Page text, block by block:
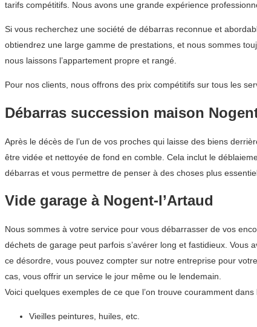
tarifs compétitifs. Nous avons une grande expérience
Si vous recherchez une société de débarras reconnue et
obtiendrez une large gamme de prestations, et nous sommes
nous laissons l’appartement propre et rangé.
Pour nos clients, nous offrons des prix compétitifs sur tous les
Débarras succession maison
Après le décès de l’un de vos proches qui laisse des biens
être vidée et nettoyée de fond en comble. Cela inclut le
débarras et vous permettre de penser à des choses plus
Vide garage à Nogent-l’Artaud
Nous sommes à votre service pour vous débarrasser de vos
déchets de garage peut parfois s’avérer long et fastidieux.
ce désordre, vous pouvez compter sur notre entreprise pour
cas, vous offrir un service le jour même ou le lendemain.
Voici quelques exemples de ce que l’on trouve couramment
Vieilles peintures, huiles, etc.